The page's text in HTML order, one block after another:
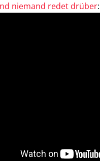
niemand redet drüber: